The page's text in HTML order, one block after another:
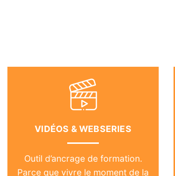
VIDÉOS & WEBSERIES
Outil d’ancrage de formation.
Parce que vivre le moment de la